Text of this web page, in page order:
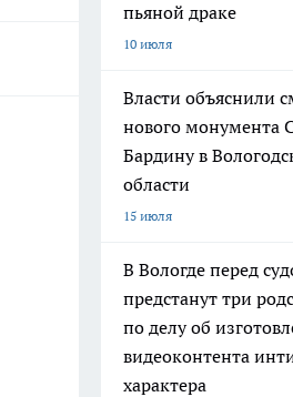
пьяной драке
10 июля
Власти объяснили
нового монумента
Бардину в
области
15 июля
В Вологде перед
предстанут три
по делу об
видеоконтента
характера